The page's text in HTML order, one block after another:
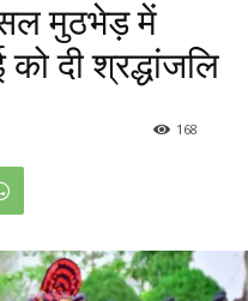
मुठभेड़ में
दी श्रद्धांजलि
168